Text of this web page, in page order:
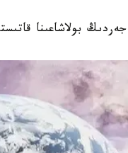
جەردىڭ بولاشاعىنا